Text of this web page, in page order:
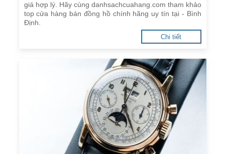
giá hợp lý. Hãy cùng danhsachcuahang.com tham khảo
top cửa hàng bán đồng hồ chính hãng uy tín tại - Bình
Định.
Chi tiết